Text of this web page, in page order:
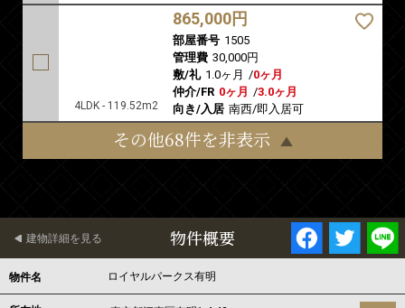
4LDK - 119.52m2
865,000円
部屋番号 1505
管理費 30,000円
敷/礼 1.0ヶ月 /0ヶ月
仲介/FR 0ヶ月 /3.0ヶ月
向き/入居 南西/即入居可
その他68件を非表示
物件概要
建物詳細を見る
物件名 ロイヤルパークス有明